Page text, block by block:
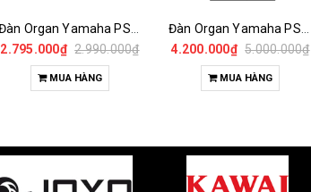
2.795.000₫ 2.990.000₫
MUA HÀNG
4.200.000₫ 5.000.000₫
MUA HÀNG